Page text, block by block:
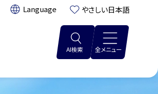
翻訳: やさしい日本語
AI検索 全メニュー